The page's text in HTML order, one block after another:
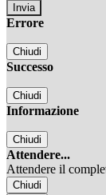
Errore
Chiudi
Successo
Chiudi
Informazione
Chiudi
Attendere...
Attendere il
Chiudi